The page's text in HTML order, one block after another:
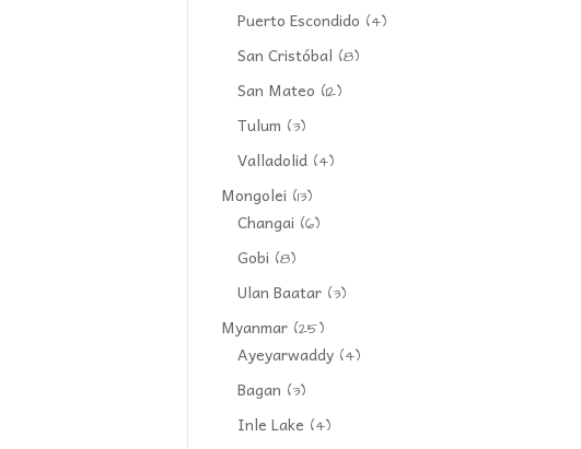
Puerto Escondido (4)
San Cristóbal (8)
San Mateo (12)
Tulum (3)
Valladolid (4)
Mongolei (13)
Changai (6)
Gobi (8)
Ulan Baatar (3)
Myanmar (25)
Ayeyarwaddy (4)
Bagan (3)
Inle Lake (4)